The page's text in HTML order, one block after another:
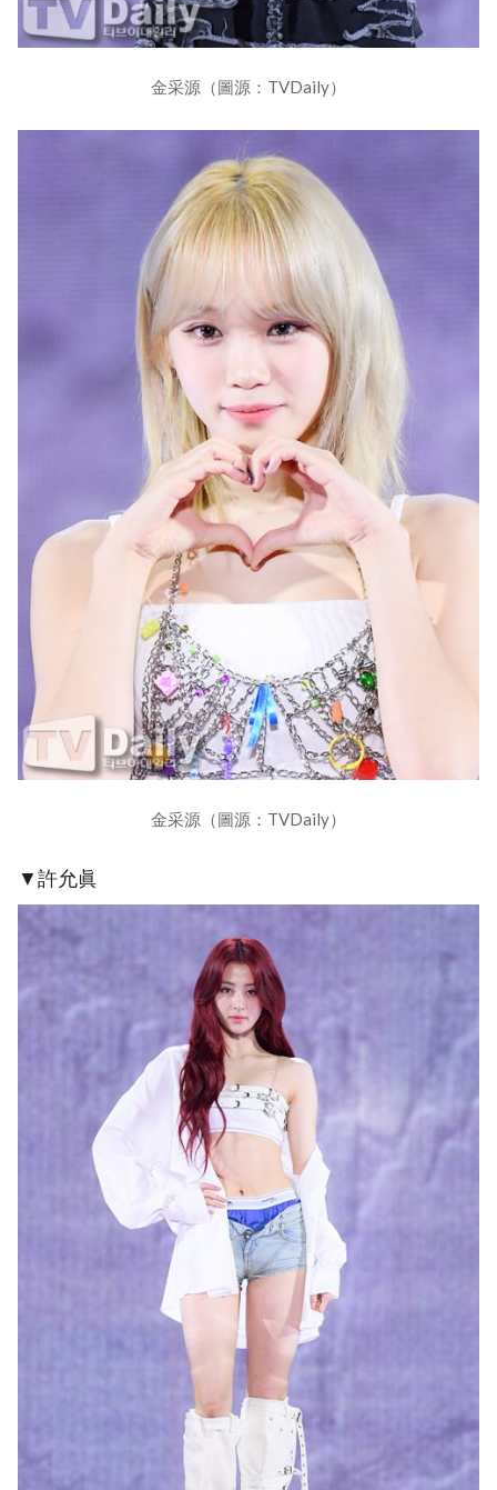
金采源（圖源：TVDaily）
金采源（圖源：TVDaily）
▼許允眞